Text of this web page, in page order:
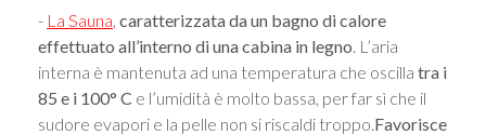
- La Sauna, caratterizzata da un bagno di calore
effettuato all’interno di una cabina in legno. L’aria
interna è mantenuta ad una temperatura che oscilla tra i
85 e i 100° C e l’umidità è molto bassa, per far sì che il
sudore evapori e la pelle non si riscaldi troppo.Favorisce